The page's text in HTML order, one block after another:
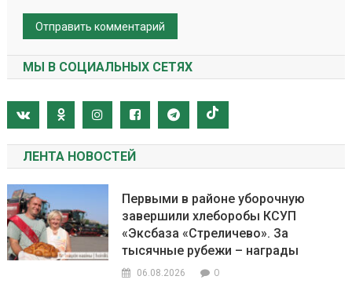
МЫ В СОЦИАЛЬНЫХ СЕТЯХ
ЛЕНТА НОВОСТЕЙ
Первыми в районе уборочную
завершили хлеборобы КСУП
«Эксбаза «Стреличево». За
тысячные рубежи – награды
06.08.2026 0